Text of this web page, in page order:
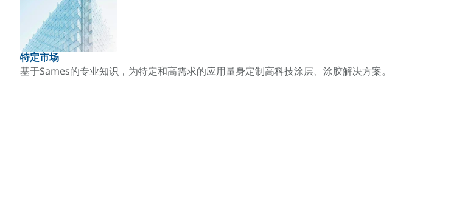
特定市场
基于Sames的专业知识，为特定和高需求的应用量身定制高科技涂层、涂胶解决方案。